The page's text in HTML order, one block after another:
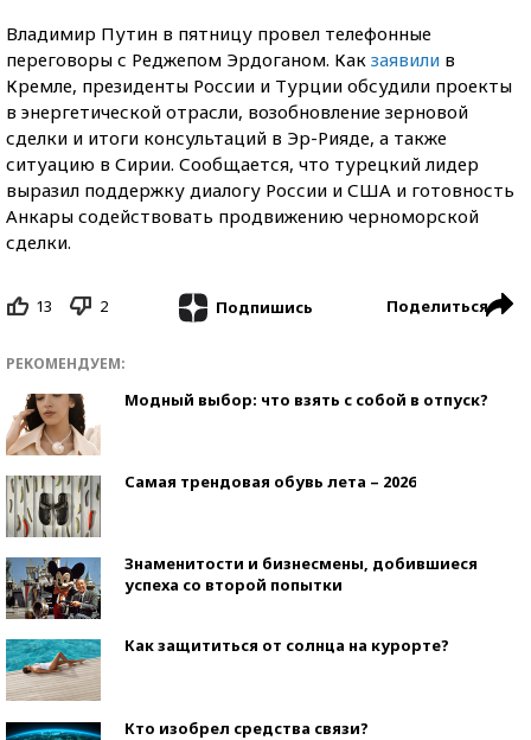
Владимир Путин в пятницу провел телефонные
переговоры с Реджепом Эрдоганом. Как заявили в
Кремле, президенты России и Турции обсудили проекты
в энергетической отрасли, возобновление зерновой
сделки и итоги консультаций в Эр-Рияде, а также
ситуацию в Сирии. Сообщается, что турецкий лидер
выразил поддержку диалогу России и США и готовность
Анкары содействовать продвижению черноморской
сделки.
13 2 Подпишись Поделиться
РЕКОМЕНДУЕМ:
Модный выбор: что взять с собой в отпуск?
Самая трендовая обувь лета – 2026
Знаменитости и бизнесмены, добившиеся
успеха со второй попытки
Как защититься от солнца на курорте?
Кто изобрел средства связи?